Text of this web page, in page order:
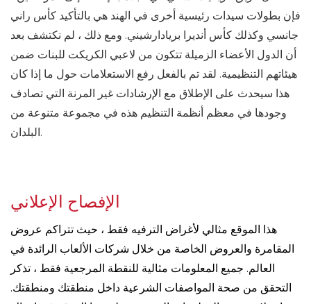
فإن بطولات سيدات رئيسية أخرى في الهند هي بالتأكيد كأس راني
جانسي وكذلك كأس أنديرا بريادارشيني. ومع ذلك ، لم نكتشف بعد
أن الدول الأعضاء الزميلة تتكون من لاعبي الكريكت للبنات ضمن
هيئاتهم التنظيمية. لقد تم بالفعل رفع الاستعلامات حول ما إذا كان
هذا سيحدث على الإطلاق مع الإرشادات غير المرنة التي تصادف
وجودها في معظم أنظمة التنظيم هذه في مجموعة متنوعة من
البلدان.
الإفصاح الإعلاني
هذا الموقع مثالي لأغراض الترفيه فقط ، حيث تتراكم عروض
المقامرة والعروض الخاصة من خلال شركات الألعاب الرائدة في
العالم. جميع المعلومات مثالية للنقطة المرجعية فقط ، تذكر
التحقق من صحة المواصفات الشرعية داخل منطقتك ومنطقتك.